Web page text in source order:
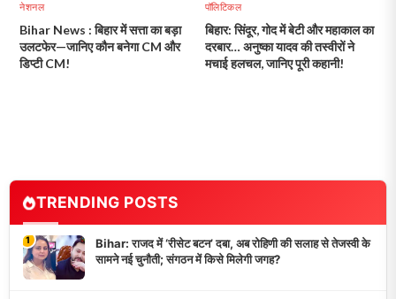
नेशनल
Bihar News : बिहार में सत्ता का बड़ा
उलटफेर—जानिए कौन बनेगा CM और
डिप्टी CM!
पॉलिटिकल
बिहार: सिंदूर, गोद में बेटी और महाकाल का
दरबार… अनुष्का यादव की तस्वीरों ने
मचाई हलचल, जानिए पूरी कहानी!
TRENDING POSTS
1
Bihar: राजद में ‘रीसेट बटन’ दबा, अब रोहिणी की सलाह से तेजस्वी के
सामने नई चुनौती; संगठन में किसे मिलेगी जगह?